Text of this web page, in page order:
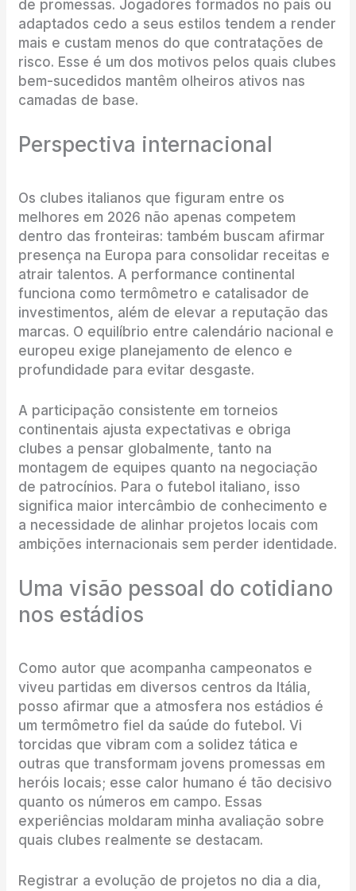
de promessas. Jogadores formados no país ou
adaptados cedo a seus estilos tendem a render
mais e custam menos do que contratações de
risco. Esse é um dos motivos pelos quais clubes
bem-sucedidos mantêm olheiros ativos nas
camadas de base.
Perspectiva internacional
Os clubes italianos que figuram entre os
melhores em 2026 não apenas competem
dentro das fronteiras: também buscam afirmar
presença na Europa para consolidar receitas e
atrair talentos. A performance continental
funciona como termômetro e catalisador de
investimentos, além de elevar a reputação das
marcas. O equilíbrio entre calendário nacional e
europeu exige planejamento de elenco e
profundidade para evitar desgaste.
A participação consistente em torneios
continentais ajusta expectativas e obriga
clubes a pensar globalmente, tanto na
montagem de equipes quanto na negociação
de patrocínios. Para o futebol italiano, isso
significa maior intercâmbio de conhecimento e
a necessidade de alinhar projetos locais com
ambições internacionais sem perder identidade.
Uma visão pessoal do cotidiano
nos estádios
Como autor que acompanha campeonatos e
viveu partidas em diversos centros da Itália,
posso afirmar que a atmosfera nos estádios é
um termômetro fiel da saúde do futebol. Vi
torcidas que vibram com a solidez tática e
outras que transformam jovens promessas em
heróis locais; esse calor humano é tão decisivo
quanto os números em campo. Essas
experiências moldaram minha avaliação sobre
quais clubes realmente se destacam.
Registrar a evolução de projetos no dia a dia,